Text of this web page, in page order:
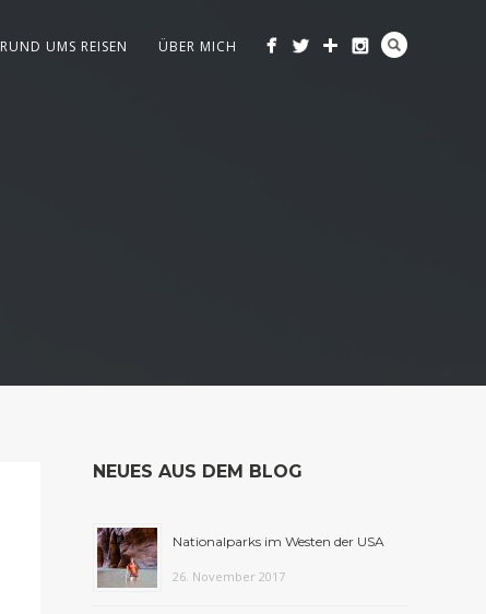
RUND UMS REISEN ÜBER MICH
NEUES AUS DEM BLOG
Nationalparks im Westen der USA
26. November 2017